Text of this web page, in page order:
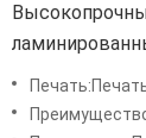
мешок для
с барьером
Печать:Печать
Преимущество:Барьер,